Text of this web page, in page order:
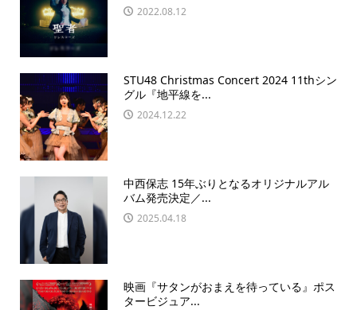
2022.08.12
STU48 Christmas Concert 2024 11thシン
グル『地平線を...
2024.12.22
中西保志 15年ぶりとなるオリジナルアル
バム発売決定／...
2025.04.18
映画『サタンがおまえを待っている』ポス
タービジュア...